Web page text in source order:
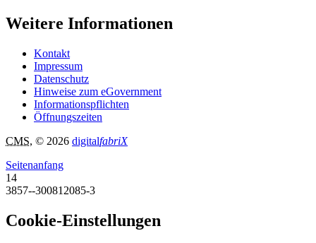
Weitere Informationen
Kontakt
Impressum
Datenschutz
Hinweise zum eGovernment
Informationspflichten
Öffnungszeiten
CMS, © 2026 digitalfabriX
Seitenanfang
14
3857--300812085-3
Cookie-Einstellungen